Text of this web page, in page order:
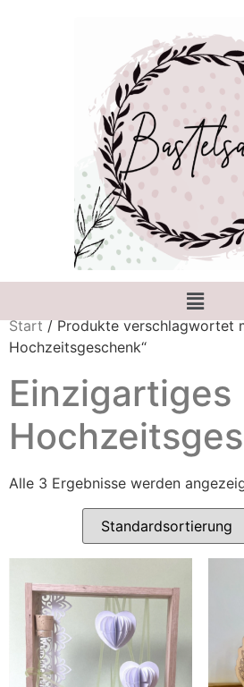
Start/ Produkte verschlagwortet
Hochzeitsgeschenk“
Einzigartiges
Alle 3 Ergebnisse werden